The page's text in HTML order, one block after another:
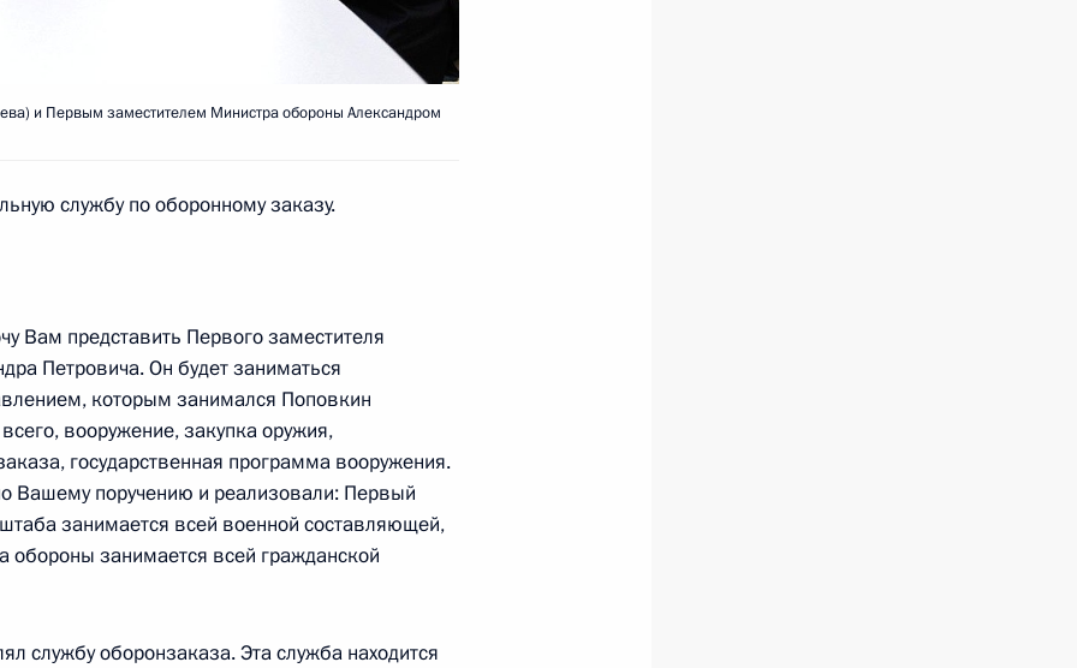
округа
с постоянными членами
Анатолием Сердюковым
и Первым заместителем Министра обороны Александром
службу по оборонному заказу.
Вам представить Первого заместителя
Петровича. Он будет заниматься
которым занимался Поповкин
вооружение, закупка оружия,
государственная программа вооружения.
Вашему поручению и реализовали: Первый
занимается всей военной составляющей,
обороны занимается всей гражданской
службу оборонзаказа. Эта служба находится